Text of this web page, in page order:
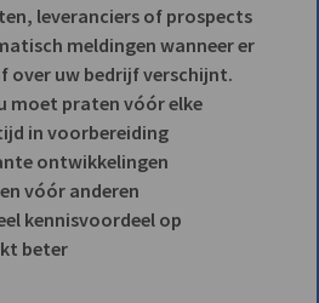
leveranciers of prospects
meldingen wanneer er
over uw bedrijf verschijnt.
moet praten vóór elke
in voorbereiding
ontwikkelingen
vóór anderen
kennisvoordeel op
beter